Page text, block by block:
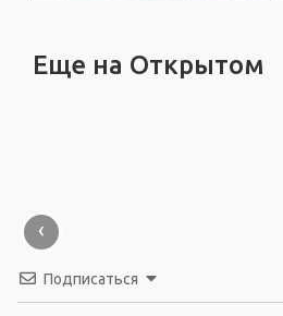
Еще на Открытом
‹
Подписаться